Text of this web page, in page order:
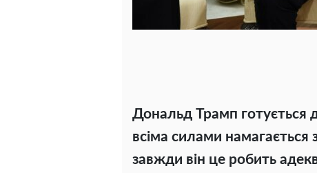
Дональд Трамп готується
всіма силами
завжди він це робить